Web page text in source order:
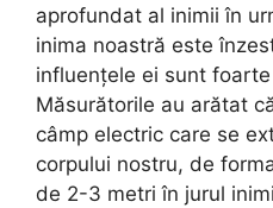
aprofundat al inimii în
inima noastră este
influențele ei sunt
Măsurătorile au arătat
câmp electric care se
corpului nostru, de
de 2-3 metri în jurul